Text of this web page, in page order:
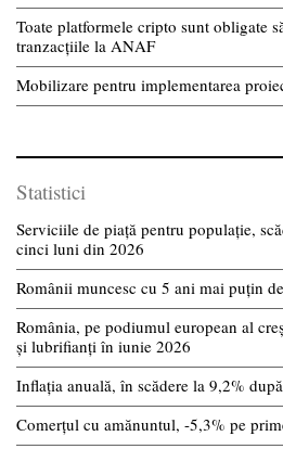
Toate platformele cripto sunt obligate
tranzacțiile la ANAF
Mobilizare pentru implementarea
Statistici
Serviciile de piață pentru populație,
cinci luni din 2026
Românii muncesc cu 5 ani mai puțin
România, pe podiumul european al
și lubrifianți în iunie 2026
Inflația anuală, în scădere la 9,2%
Comerțul cu amănuntul, -5,3% pe